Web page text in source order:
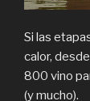
Si las
calor,
800 vino
(y mucho).